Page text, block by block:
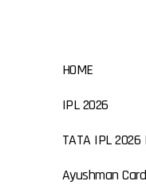
HOME
IPL 2026
TATA IPL
Ayushman